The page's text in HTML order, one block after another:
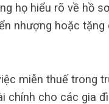
họ hiểu rõ về hồ
nhượng hoặc tặng
miễn thuế trong
chính cho các gia